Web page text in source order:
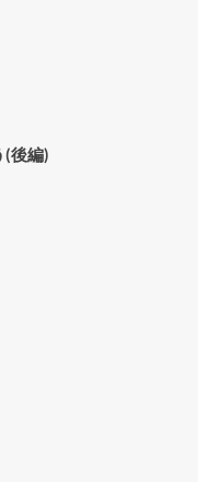
(後編)